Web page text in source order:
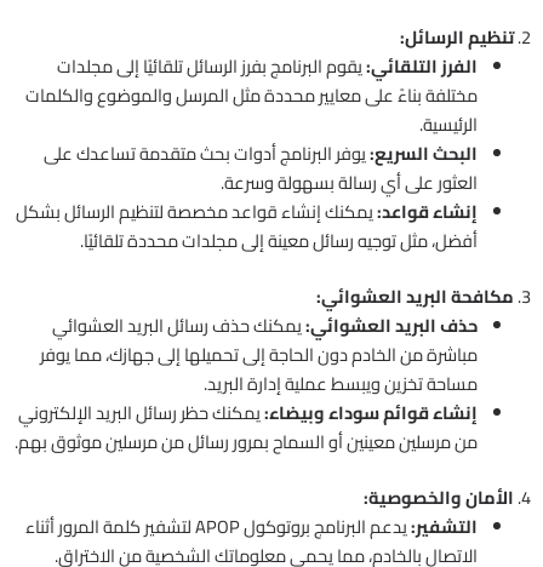
2. تنظيم الرسائل:
الفرز التلقائي:يقوم البرنامج بفرز الرسائل تلقائيًا إلى مجلدات
مختلفة بناءً على معايير محددة مثل المرسل والموضوع والكلمات
الرئيسية.
البحث السريع:يوفر البرنامج أدوات بحث متقدمة تساعدك على
العثور على أي رسالة بسهولة وسرعة.
إنشاء قواعد:يمكنك إنشاء قواعد مخصصة لتنظيم الرسائل بشكل
أفضل، مثل توجيه رسائل معينة إلى مجلدات محددة تلقائيًا.
3. مكافحة البريد العشوائي:
حذف البريد العشوائي:يمكنك حذف رسائل البريد العشوائي
مباشرة من الخادم دون الحاجة إلى تحميلها إلى جهازك، مما يوفر
مساحة تخزين ويبسط عملية إدارة البريد.
إنشاء قوائم سوداء وبيضاء:يمكنك حظر رسائل البريد الإلكتروني
من مرسلين معينين أو السماح بمرور رسائل من مرسلين موثوق بهم.
4. الأمان والخصوصية:
التشفير:
يدعم البرنامج بروتوكول APOP لتشفير كلمة المرور أثناء
الاتصال بالخادم، مما يحمي معلوماتك الشخصية من الاختراق.